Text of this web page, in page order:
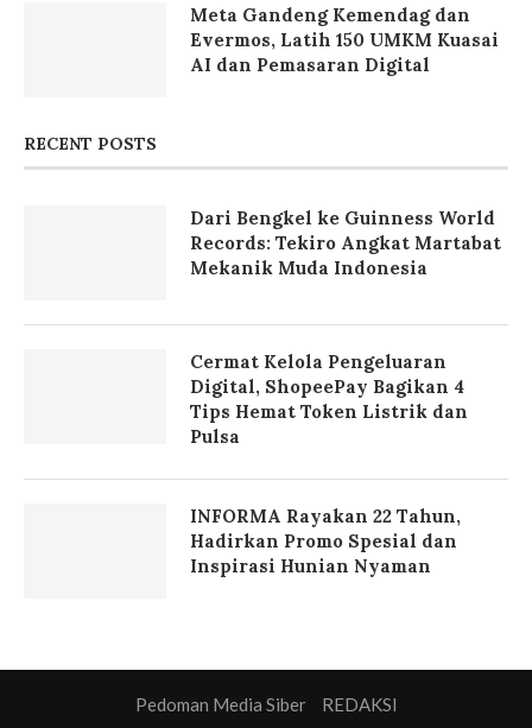
Meta Gandeng Kemendag dan
Evermos, Latih 150 UMKM Kuasai
AI dan Pemasaran Digital
RECENT POSTS
Dari Bengkel ke Guinness World
Records: Tekiro Angkat Martabat
Mekanik Muda Indonesia
Cermat Kelola Pengeluaran
Digital, ShopeePay Bagikan 4
Tips Hemat Token Listrik dan
Pulsa
INFORMA Rayakan 22 Tahun,
Hadirkan Promo Spesial dan
Inspirasi Hunian Nyaman
Pedoman Media Siber REDAKSI